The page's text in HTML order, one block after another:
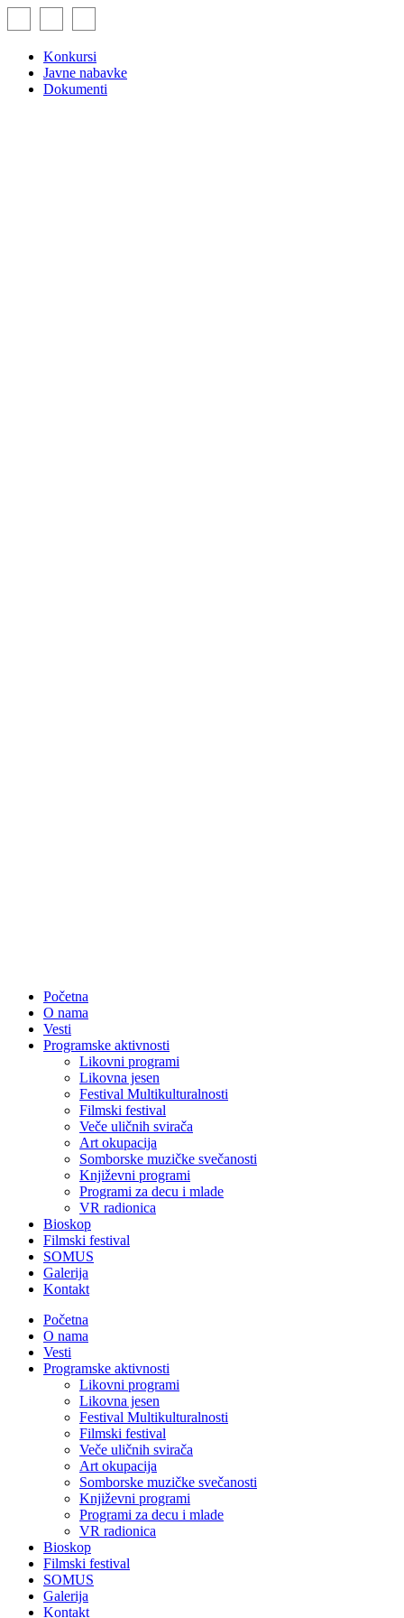
to
Konkursi
Javne nabavke
Dokumenti
Početna
O nama
Vesti
Programske aktivnosti
Likovni programi
Likovna jesen
Festival Multikulturalnosti
Filmski festival
Veče uličnih svirača
Art okupacija
Somborske muzičke svečanosti
Književni programi
Programi za decu i mlade
VR radionica
Bioskop
Filmski festival
SOMUS
Galerija
Kontakt
Početna
O nama
Vesti
Programske aktivnosti
Likovni programi
Likovna jesen
Festival Multikulturalnosti
Filmski festival
Veče uličnih svirača
Art okupacija
Somborske muzičke svečanosti
Književni programi
Programi za decu i mlade
VR radionica
Bioskop
Filmski festival
SOMUS
Galerija
Kontakt